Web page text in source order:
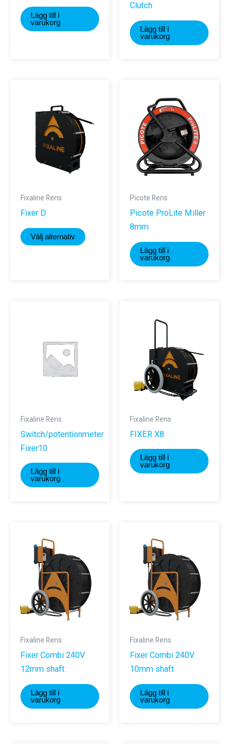
Lägg till i
varukorg
Clutch
Lägg till i
varukorg
Fixaline Rens
Fixer D
Välj alternativ
Den
Picote Rens
Picote ProLite Miller
8mm
Lägg till i
varukorg
Fixaline Rens
Switch/potentionmeter
Fixer10
Lägg till i
varukorg
Fixaline Rens
FIXER X8
Lägg till i
varukorg
Fixaline Rens
Fixer Combi 240V
12mm shaft
Lägg till i
varukorg
Fixaline Rens
Fixer Combi 240V
10mm shaft
Lägg till i
varukorg